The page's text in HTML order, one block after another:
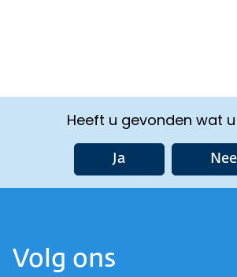
Heeft u gevonden wat
Ja Nee
Volg ons